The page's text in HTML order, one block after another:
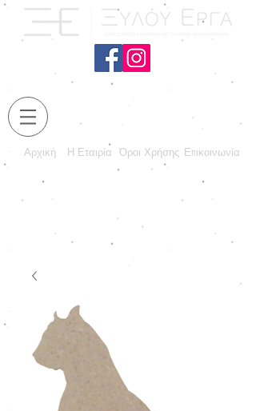
Αρχική Η Εταιρία Όροι Χρήσης Επικοινωνία